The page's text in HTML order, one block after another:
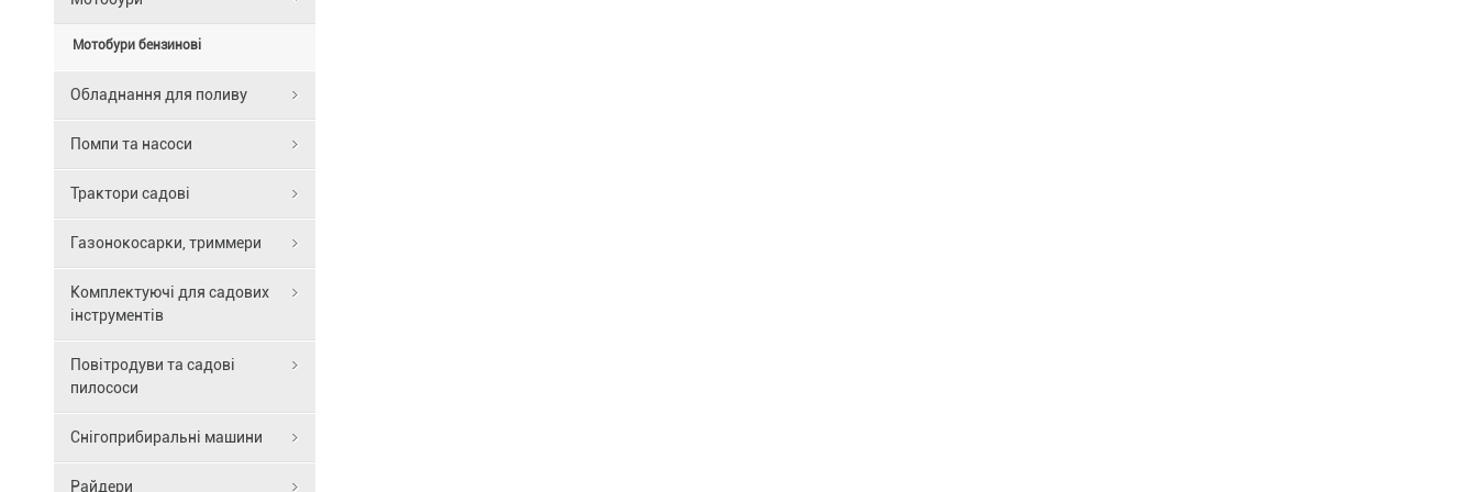
Мотобури бензинові
Обладнання для поливу
Помпи та насоси
Трактори садові
Газонокосарки, триммери
Комплектуючі для садових
інструментів
Повітродуви та садові
пилососи
Снігоприбиральні машини
Райдери